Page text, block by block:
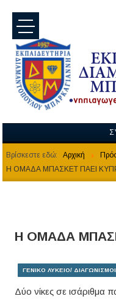
Βρίσκεστε εδώ: Αρχική
Η ΟΜΑΔΑ ΜΠΑΣΚΕΤ ΠΑΕΙ
Η ΟΜΑΔΑ
ΓΕΝΙΚΟ ΛΥΚΕΙΟ/
Δύο νίκες σε ισάριθμα